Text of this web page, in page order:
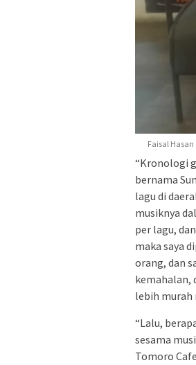
Faisal
“Kronologi
bernama
lagu di
musiknya
per lagu,
maka saya
orang, dan
kemahalan,
lebih murah
“Lalu,
sesama
Tomoro